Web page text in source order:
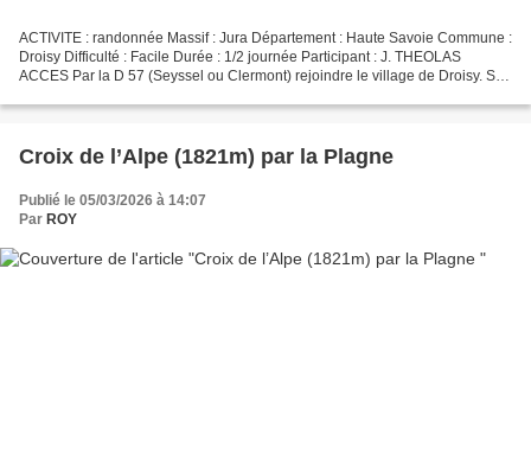
ACTIVITE : randonnée Massif : Jura Département : Haute Savoie Commune :
Droisy Difficulté : Facile Durée : 1/2 journée Participant : J. THEOLAS
ACCES Par la D 57 (Seyssel ou Clermont) rejoindre le village de Droisy. Se
Croix de l’Alpe (1821m) par la Plagne
Publié le 05/03/2026 à 14:07
Par ROY